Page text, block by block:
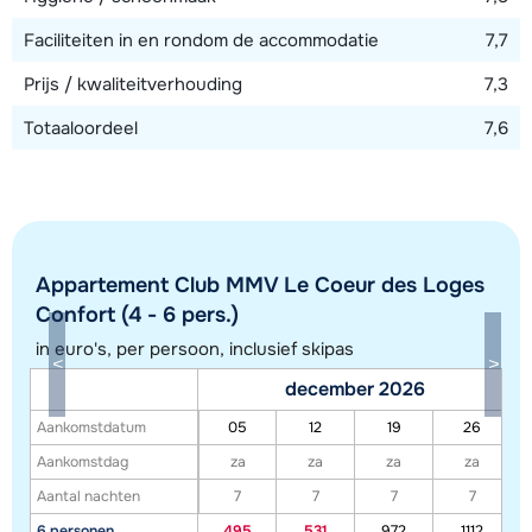
Toon alle accommodaties in dit gebied
exacte locatie kan enigszins afwijken.
Faciliteiten in en rondom de accommodatie
7,7
Prijs / kwaliteitverhouding
7,3
Totaaloordeel
7,6
Appartement Club MMV Le Coeur des Loges
Confort (4 - 6 pers.)
in euro's, per persoon, inclusief skipas
Aankomstdatum
Aankomstdag
Aantal nachten
december 2026
05 12 19
26
za
za za
za
7
7 7
7